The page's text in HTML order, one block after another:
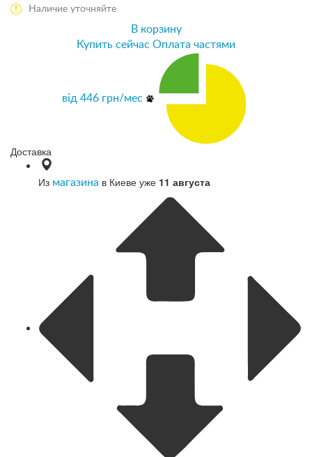
Наличие уточняйте
В корзину
Купить сейчас Оплата частями
від 446 грн/мес
Доставка
Из магазина в Киеве уже 11 августа